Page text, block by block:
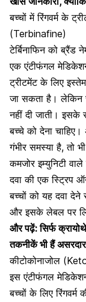
बच्चों में रिंगवर्म के
(Terbinafine)
टेर्बिनाफिन को
एक एंटीफंगल
ट्रीटमेंट के लिए
जा सकता है। लेकिन
नहीं दी जाती। इसके
बच्चे को देना
गंभीर समस्या है, तो
कमजोर इम्युनिटी
दवा की एक स्ट्रिप
बच्चों को यहदवा देने
और इसके लेबल पर
और पढ़ें:सिर्फ
तकनीकें भी हैं
कीटोकोनाजोल
इस एंटीफंगल
बच्चों के लिए रिंगवर्म